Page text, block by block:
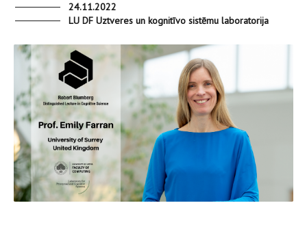
24.11.2022
LU DF Uztveres un kognitīvo sistēmu laboratorija